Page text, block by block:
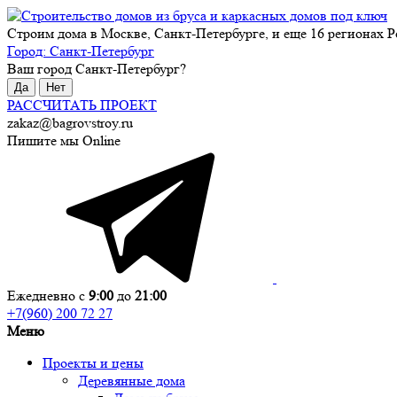
Строим дома в Москве, Санкт-Петербурге, и еще 16 регионах
Город: Санкт-Петербург
Ваш город Санкт-Петербург?
Да Нет
РАССЧИТАТЬ ПРОЕКТ
zakaz@bagrovstroy.ru
Пишите мы Online
Ежедневно с 9:00 до 21:00
+7(960) 200 72 27
Меню
Проекты и цены
Деревянные дома